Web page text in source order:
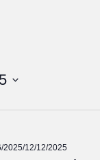
2025/12/12/2025